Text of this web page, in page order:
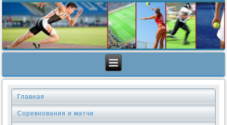
Главная
Соревнования и матчи